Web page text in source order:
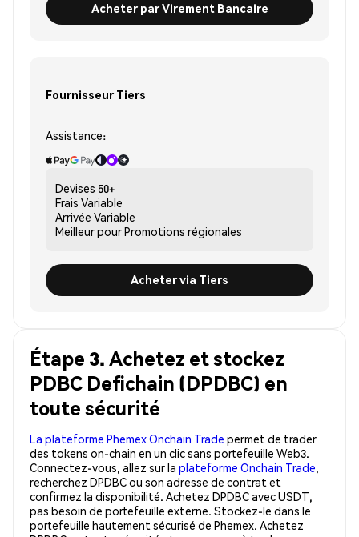
Acheter par Virement Bancaire
Fournisseur Tiers
Assistance:
Devises 50+
Frais Variable
Arrivée Variable
Meilleur pourPromotions régionales
Acheter via Tiers
Étape 3. Achetez et stockez
PDBC Defichain (DPDBC) en
toute sécurité
La plateforme Phemex Onchain Trade permet de trader
des tokens on-chain en un clic sans portefeuille Web3.
Connectez-vous, allez sur la plateforme Onchain Trade,
recherchez DPDBC ou son adresse de contrat et
confirmez la disponibilité. Achetez DPDBC avec USDT,
pas besoin de portefeuille externe. Stockez-le dans le
portefeuille hautement sécurisé de Phemex. Achetez